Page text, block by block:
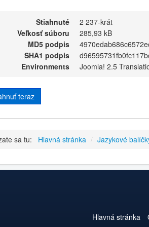
Stiahnuté
2 237-krát
Veľkosť súboru
285,93 kB
MD5 podpis
SHA1 podpis
Environments
Joomla! 2.5
teraz
sa tu: Hlavná stránka / Jazykové
Hlavná stránka